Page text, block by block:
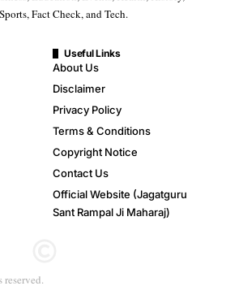
Fact Check, and Tech.
Useful Links
About Us
Disclaimer
Privacy Policy
Terms & Conditions
Copyright Notice
Contact Us
Official Website (Jagatguru
Sant Rampal Ji Maharaj)